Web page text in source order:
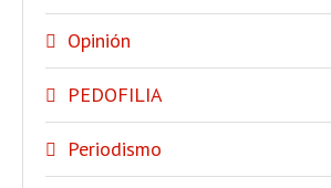
Opinión
PEDOFILIA
Periodismo